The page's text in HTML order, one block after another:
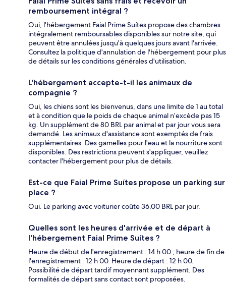
remboursement intégral ?
Oui, l'hébergement Faial Prime Suítes propose des chambres
intégralement remboursables disponibles sur notre site, qui
peuvent être annulées jusqu'à quelques jours avant l'arrivée.
Consultez la politique d'annulation de l'hébergement pour plus
de détails sur les conditions générales d'utilisation.
L'hébergement accepte-t-il les animaux de
compagnie ?
Oui, les chiens sont les bienvenus, dans une limite de 1 au total
et à condition que le poids de chaque animal n’excède pas 15
kg. Un supplément de 80 BRL par animal et par jour vous sera
demandé. Les animaux d'assistance sont exemptés de frais
supplémentaires. Des gamelles pour l'eau et la nourriture sont
disponibles. Des restrictions peuvent s'appliquer, veuillez
contacter l'hébergement pour plus de détails.
Est-ce que Faial Prime Suítes propose un parking sur
place ?
Oui. Le parking avec voiturier coûte 36.00 BRL par jour.
Quelles sont les heures d'arrivée et de départ à
l'hébergement Faial Prime Suítes ?
Heure de début de l'enregistrement : 14 h 00 ; heure de fin de
l'enregistrement : 12 h 00. Heure de départ : 12 h 00.
Possibilité de départ tardif moyennant supplément. Des
formalités de départ sans contact sont proposées.